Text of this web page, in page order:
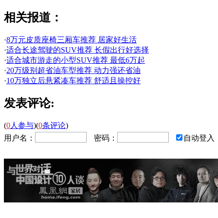
相关报道：
·8万元皮质座椅三厢车推荐 居家好生活
·适合长途驾驶的SUV推荐 长假出行好选择
·适合城市游走的小型SUV推荐 最低6万起
·20万级别超省油车型推荐 动力强还省油
·10万独立后悬紧凑车推荐 舒适且操控好
发表评论:
(0人参与)(0条评论)
用户名：
密码： 自动登入